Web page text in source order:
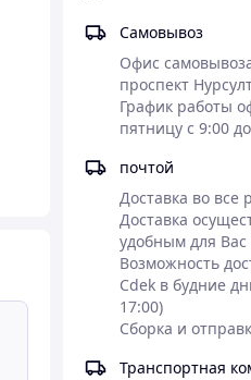
Самовывоз
Офис
проспект
График работы
пятницу с 9:00
почтой
Доставка во все
Доставка
удобным для Вас
Возможность
Cdek в будние
17:00)
Сборка и
Транспортная